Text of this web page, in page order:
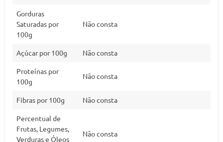
Gorduras
Saturadas por
100g
Não consta
Açúcar por 100g Não consta
Proteínas por
100g
Não consta
Fibras por 100g Não consta
Percentual de
Frutas, Legumes,
Verduras e Óleos
Não consta